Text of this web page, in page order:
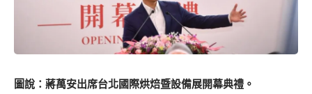
圖說：蔣萬安出席台北國際烘焙暨設備展開幕典禮。